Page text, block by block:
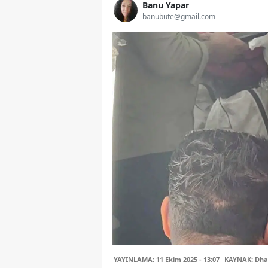
Banu Yapar
banubute@gmail.com
YAYINLAMA: 11 Ekim 2025 - 13:07 KAYNAK: Dha